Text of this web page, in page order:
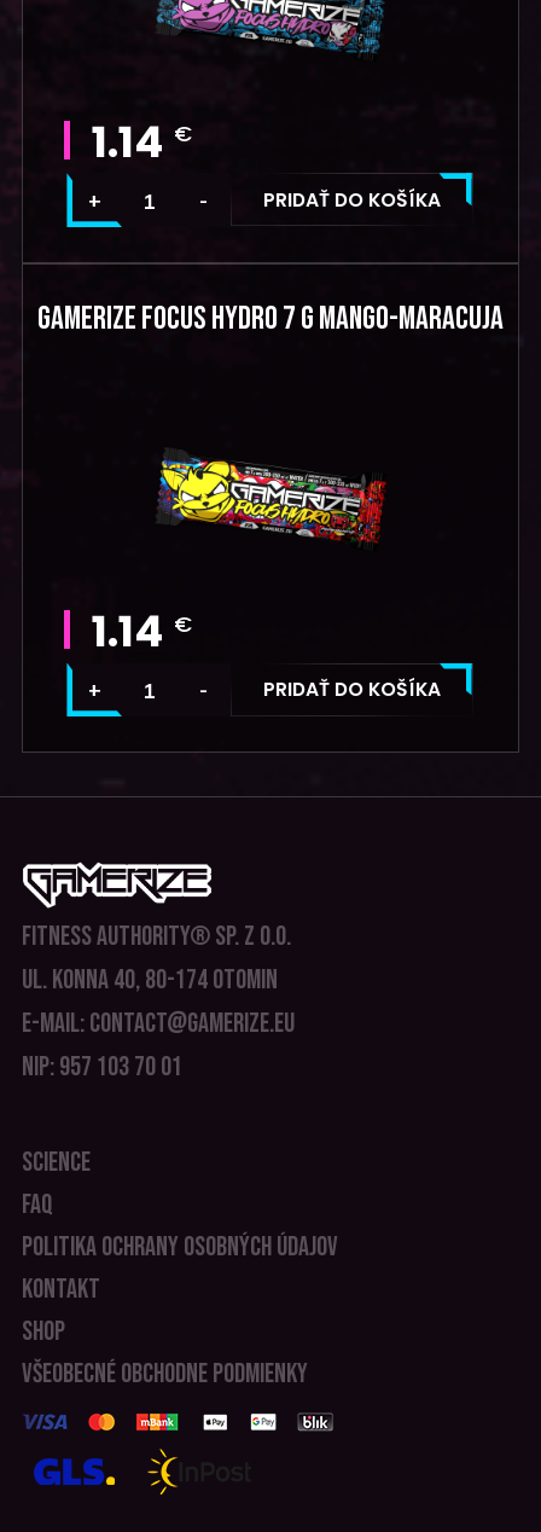
1.14 €
PRIDAŤ DO KOŠÍKA
GAMERIZE FOCUS HYDRO 7 G MANGO-MARACUJA
1.14 €
PRIDAŤ DO KOŠÍKA
FITNESS AUTHORITY® SP. Z O.O.
UL. KONNA 40, 80-174 OTOMIN
E-MAIL: CONTACT@GAMERIZE.EU
NIP: 957 103 70 01
SCIENCE
FAQ
POLITIKA OCHRANY OSOBNÝCH ÚDAJOV
KONTAKT
SHOP
VŠEOBECNÉ OBCHODNE PODMIENKY